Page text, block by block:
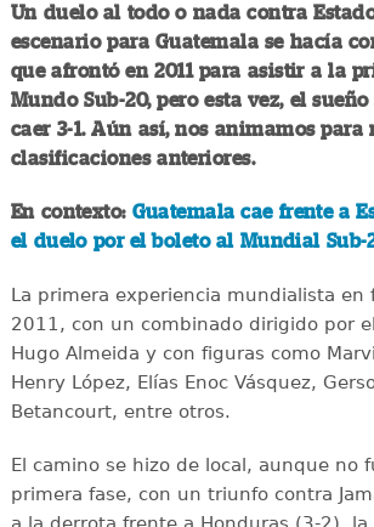
Un duelo al todo o nada contra
escenario para Guatemala se hacía
que afrontó en 2011 para asistir a la
Mundo Sub-20, pero esta vez, el
caer 3-1. Aún así, nos animamos
clasificaciones anteriores.
En contexto: Guatemala cae frente a
el duelo por el boleto al Mundial Sub-
La primera experiencia mundialista
2011, con un combinado dirigido por
Hugo Almeida y con figuras como
Henry López, Elías Enoc Vásquez,
Betancourt, entre otros.
El camino se hizo de local, aunque no
primera fase, con un triunfo contra